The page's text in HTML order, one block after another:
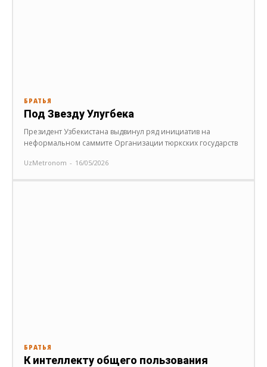
БРАТЬЯ
Под Звезду Улугбека
Президент Узбекистана выдвинул ряд инициатив на
неформальном саммите Организации тюркских государств
UzMetronom - 16/05/2026
БРАТЬЯ
К интеллекту общего пользования